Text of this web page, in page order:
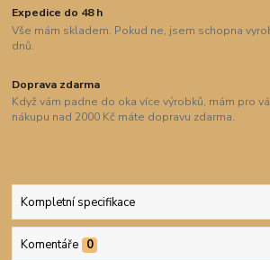
Expedice do 48 h
Vše mám skladem. Pokud ne, jsem schopna
dnů.
Doprava zdarma
Když vám padne do oka více výrobků, mám pro
nákupu nad 2000 Kč máte dopravu zdarma.
Kompletní specifikace
Komentáře 0